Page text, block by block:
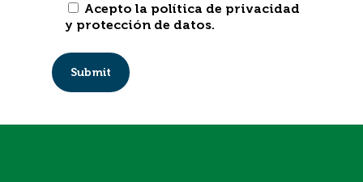
Acepto la política de privacidad
y protección de datos.